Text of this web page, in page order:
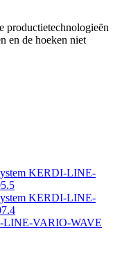
productietechnologieën
en de hoeken niet
LINE-VARIO-WAVE